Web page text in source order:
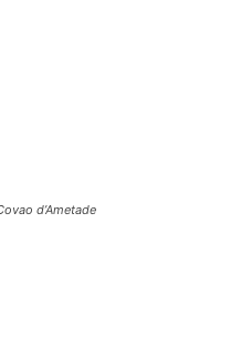
d’Ametade